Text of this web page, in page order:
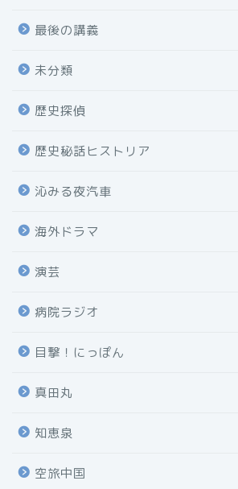
最後の講義
未分類
歴史探偵
歴史秘話ヒストリア
沁みる夜汽車
海外ドラマ
演芸
病院ラジオ
目撃！にっぽん
真田丸
知恵泉
空旅中国